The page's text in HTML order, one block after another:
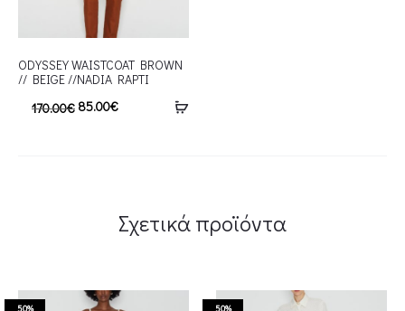
ODYSSEY WAISTCOAT BROWN
// BEIGE //NADIA RAPTI
170.00€ 85.00€
Σχετικά προϊόντα